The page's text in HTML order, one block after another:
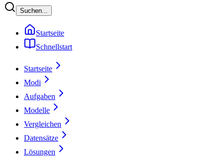
Suchen...
Startseite
Schnellstart
Startseite
Modi
Aufgaben
Modelle
Vergleichen
Datensätze
Lösungen